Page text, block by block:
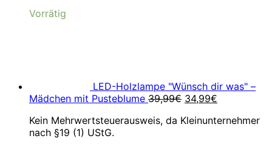
Vorrätig
LED-Holzlampe "Wünsch dir was" –
Mädchen mit Pusteblume 39,99€ Ursprünglicher
war:
34,99€
ist:
Kein Mehrwertsteuerausweis, da Kleinunternehmer
nach §19 (1) UStG.